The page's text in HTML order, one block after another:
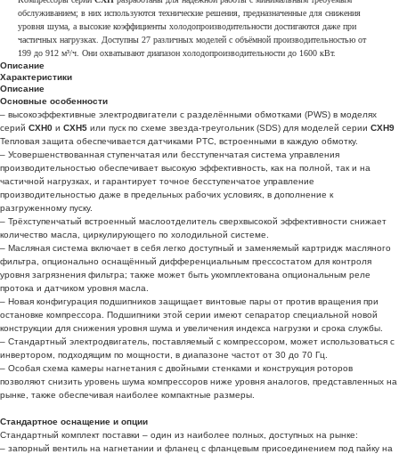
обслуживанием; в них используются технические решения, предназначенные для снижения
уровня шума, а высокие коэффициенты холодопроизводительности достигаются даже при
частичных нагрузках. Доступны 27 различных моделей с объёмной производительностью от
199 до 912 м³/ч. Они охватывают диапазон холодопроизводительности до 1600 кВт.
Описание
Характеристики
Описание
Основные особенности
– высокоэффективные электродвигатели с разделёнными обмотками (PWS) в моделях
серий CXH0 и CXH5 или пуск по схеме звезда-треугольник (SDS) для моделей серии CXH9
Тепловая защита обеспечивается датчиками PTC, встроенными в каждую обмотку.
– Усовершенствованная ступенчатая или бесступенчатая система управления
производительностью обеспечивает высокую эффективность, как на полной, так и на
частичной нагрузках, и гарантирует точное бесступенчатое управление
производительностью даже в предельных рабочих условиях, в дополнение к
разгруженному пуску.
– Трёхступенчатый встроенный маслоотделитель сверхвысокой эффективности снижает
количество масла, циркулирующего по холодильной системе.
– Масляная система включает в себя легко доступный и заменяемый картридж масляного
фильтра, опционально оснащённый дифференциальным прессостатом для контроля
уровня загрязнения фильтра; также может быть укомплектована опциональным реле
протока и датчиком уровня масла.
– Новая конфигурация подшипников защищает винтовые пары от против вращения при
остановке компрессора. Подшипники этой серии имеют сепаратор специальной новой
конструкции для снижения уровня шума и увеличения индекса нагрузки и срока службы.
– Стандартный электродвигатель, поставляемый с компрессором, может использоваться с
инвертором, подходящим по мощности, в диапазоне частот от 30 до 70 Гц.
– Особая схема камеры нагнетания с двойными стенками и конструкция роторов
позволяют снизить уровень шума компрессоров ниже уровня аналогов, представленных на
рынке, также обеспечивая наиболее компактные размеры.
Стандартное оснащение и опции
Стандартный комплект поставки – один из наиболее полных, доступных на рынке:
– запорный вентиль на нагнетании и фланец с фланцевым присоединением под пайку на